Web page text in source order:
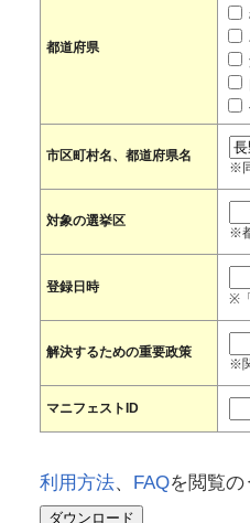
都道府県
市区町村名、都道府県名
※
対象の選挙区
※
登録日時
※
解決するための重要政策
※
マニフェストID
利用方法、 FAQを閲覧の